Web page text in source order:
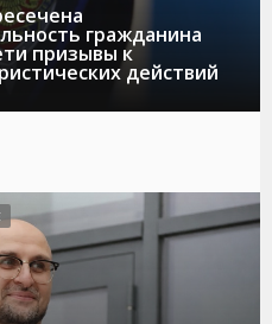
гражданина
призывы к
действий